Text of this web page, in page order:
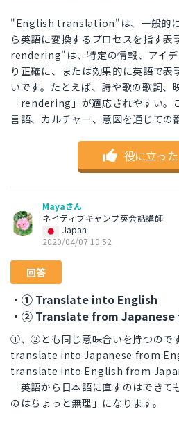
"English translation"は、一般的に
ら英語に変換するプロセスを指す
rendering"は、特定の情報、アイデ
り正確に、または効果的に英語で
いです。たとえば、詩や歌の歌詞、
「rendering」が適応されやすい。
言語、カルチャー、意図を通じての
役に立った
Mayaさん
ネイティブキャンプ英会話講師
Japan
2020/04/07 10:52
回答
・① Translate into English
・② Translate from Japanese
①、②とも同じ意味合いを持つので
translate into Japanese from
translate into English from
「英語から日本語に直すのはでき
のはちょっと無理」になります。